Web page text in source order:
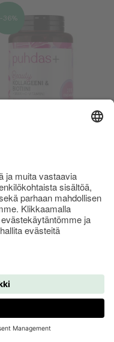
17.90 € 27.90 €
ALETUOTE
+
-36%